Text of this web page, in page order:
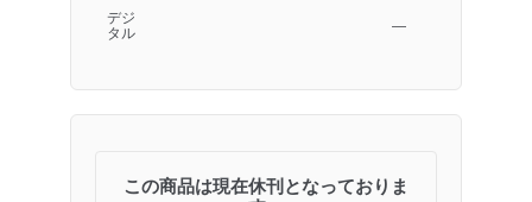
デジ
タル
―
この商品は現在休刊となっておりま